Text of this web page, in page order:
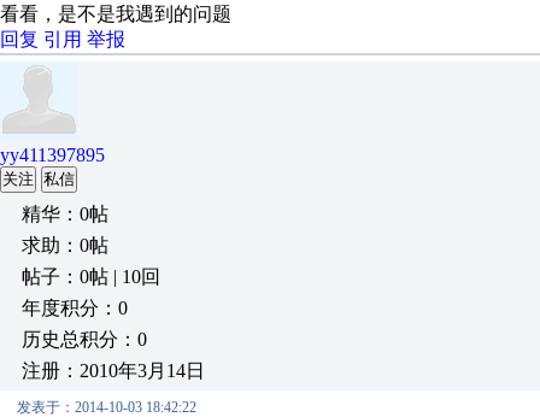
看看，是不是我遇到的问题
回复 引用 举报
yy411397895
关注 私信
精华：0帖
求助：0帖
帖子：0帖 | 10回
年度积分：0
历史总积分：0
注册：2010年3月14日
发表于：2014-10-03 18:42:22